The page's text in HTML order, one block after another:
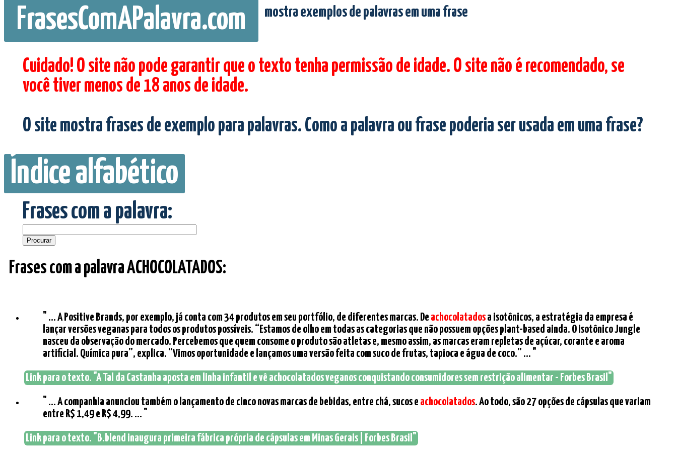
FrasesComAPalavra.com mostra exemplos de palavras em uma frase
Cuidado! O site não pode garantir que o texto tenha permissão de idade. O site não é recomendado, se
você tiver menos de 18 anos de idade.
O site mostra frases de exemplo para palavras. Como a palavra ou frase poderia ser usada em uma frase?
Índice alfabético
Frases com a palavra:
Frases com a palavra ACHOCOLATADOS:
" ... A Positive Brands, por exemplo, já conta com 34 produtos em seu portfólio, de diferentes marcas. De achocolatadosa isotônicos, a estratégia da empresa é
lançar versões veganas para todos os produtos possíveis. “Estamos de olho em todas as categorias que não possuem opções plant-based ainda. O isotônico Jungle
nasceu da observação do mercado. Percebemos que quem consome o produto são atletas e, mesmo assim, as marcas eram repletas de açúcar, corante e aroma
artificial. Química pura”, explica. “Vimos oportunidade e lançamos uma versão feita com suco de frutas, tapioca e água de coco.” ... "
Link para o texto. "A Tal da Castanha aposta em linha infantil e vê achocolatados veganos conquistando consumidores sem restrição alimentar - Forbes Brasil"
" ... A companhia anunciou também o lançamento de cinco novas marcas de bebidas, entre chá, sucos e achocolatados. Ao todo, são 27 opções de cápsulas que variam
entre R$ 1,49 e R$ 4,99. ... "
Link para o texto. "B.blend inaugura primeira fábrica própria de cápsulas em Minas Gerais | Forbes Brasil"